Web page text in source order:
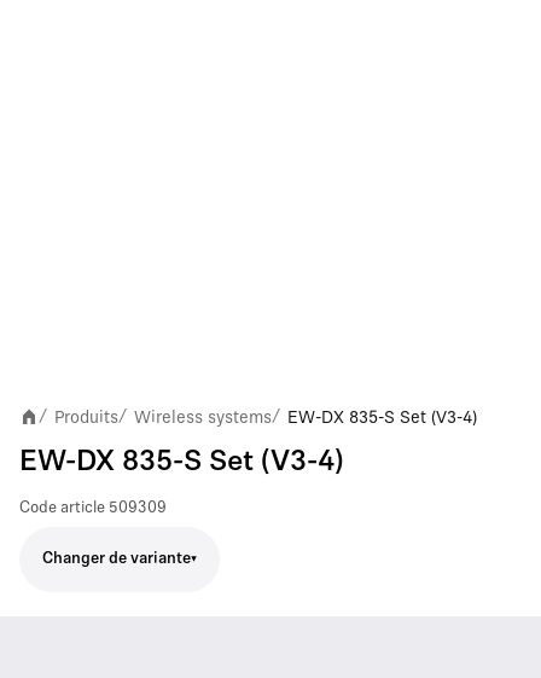
/ Produits/ Wireless systems/ EW-DX 835-S Set (V3-4)
EW-DX 835-S Set (V3-4)
Code article 509309
Changer de variante